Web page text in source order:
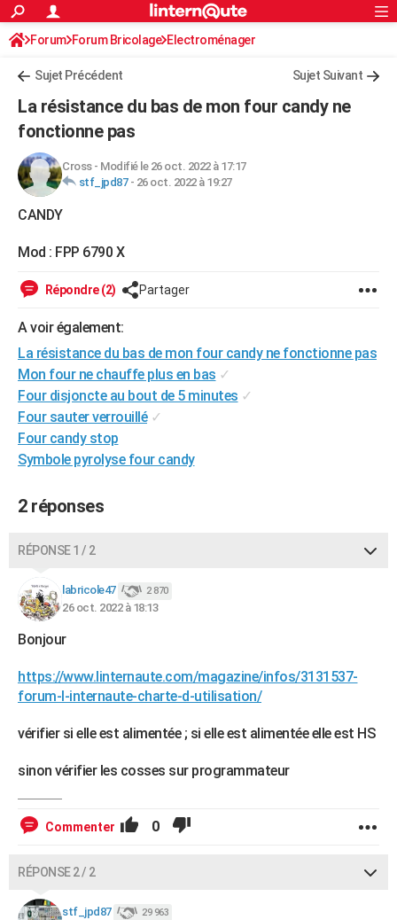
ACTUALITÉS
Politique
Société
Faits Divers
Education
Monde
Villes
+
Programme TV
TNTStreaming
Cinéma
Sorties cinéma
Musique
+FINANCE
Retraite
Impôts
Epargne
Immobilier
Risques naturels par ville
Banque
Assurance
Crédit
AUTO
Essais
Réserver un essai
Citadines
Berlines
SUV
Forum auto
HIGH-TECH
SANTE
Alimentation
Guide de la santé
Maladies
Médicaments
Sommeil
VOYAGE
Destinations
City break
Voyage nature
Voyage de noces
Forum
Climat
+PHOTO
GUIDES D'ACHAT
Carte de Noël
Carte Bonne année
Carte Saint-Valentin
Carte Pâques
Carte d'anniversaire
Dictionnaire
Biographies
Citations
Expressions
Proverbes
PROGRAMME TV
COPAINS D'AVANT
AVIS DE DÉCÈS
FORUM
Bricolage
Lifestyle
Culture
Sport
Auto
Television
Voyage
Cinema
S'inscrire
Connexion
Forum Forum Bricolage Electroménager
Sujet Précédent Sujet Suivant
La résistance du bas de mon four candy ne
fonctionne pas
Cross- Modifié le 26 oct. 2022 à 17:17
stf_jpd87- 26 oct. 2022 à 19:27
CANDY
Mod : FPP 6790 X
Répondre (2) Partager
A voir également:
La résistance du bas de mon four candy ne fonctionne pas
Mon four ne chauffe plus en bas ✓
Four disjoncte au bout de 5 minutes ✓
Four sauter verrouillé ✓
Four candy stop
Symbole pyrolyse four candy
2 réponses
RÉPONSE 1 / 2
labricole47 2 870
26 oct. 2022 à 18:13
Bonjour
https://www.linternaute.com/magazine/infos/3131537-
forum-l-internaute-charte-d-utilisation/
vérifier si elle est alimentée ; si elle est alimentée elle est HS
sinon vérifier les cosses sur programmateur
Commenter 0
RÉPONSE 2 / 2
stf_jpd87 29 963